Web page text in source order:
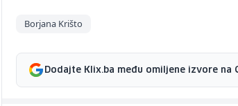
Borjana Krišto
Dodajte Klix.ba među omiljene izvore na